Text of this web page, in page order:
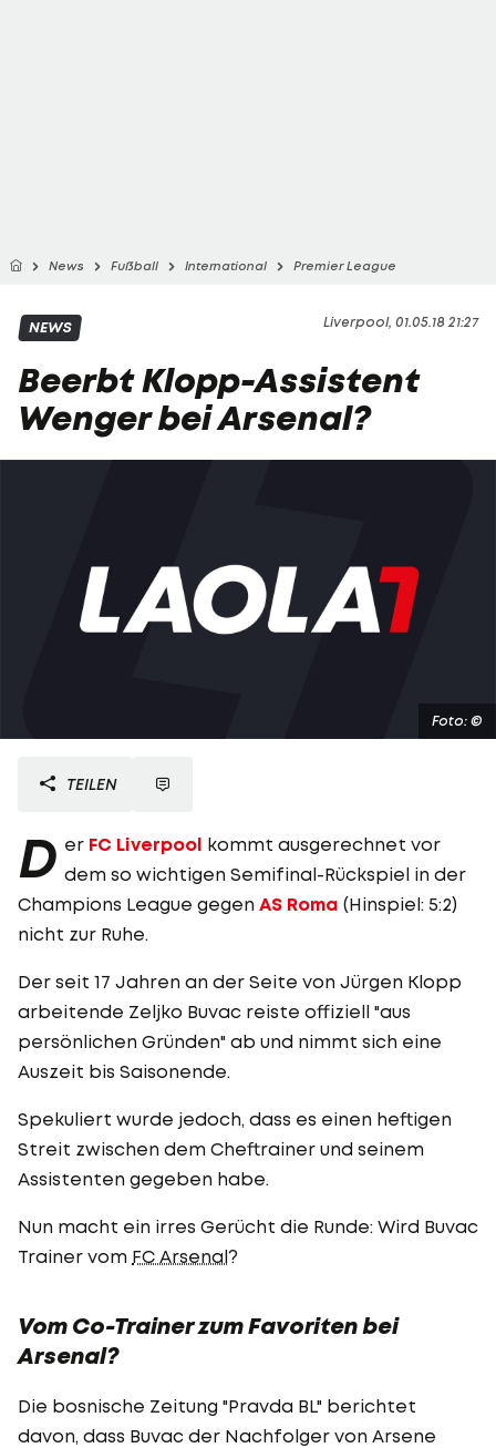
News Fußball International Premier League
Liverpool, 01.05.18 21:27
NEWS
Beerbt Klopp-Assistent
Wenger bei Arsenal?
Foto: ©
TEILEN
D er FC Liverpool kommt ausgerechnet vor
dem so wichtigen Semifinal-Rückspiel in der
Champions League gegen AS Roma (Hinspiel: 5:2)
nicht zur Ruhe.
Der seit 17 Jahren an der Seite von Jürgen Klopp
arbeitende Zeljko Buvac reiste offiziell "aus
persönlichen Gründen" ab und nimmt sich eine
Auszeit bis Saisonende.
Spekuliert wurde jedoch, dass es einen heftigen
Streit zwischen dem Cheftrainer und seinem
Assistenten gegeben habe.
Nun macht ein irres Gerücht die Runde: Wird Buvac
Trainer vom FC Arsenal?
Vom Co-Trainer zum Favoriten bei
Arsenal?
Die bosnische Zeitung "Pravda BL" berichtet
davon, dass Buvac der Nachfolger von Arsene